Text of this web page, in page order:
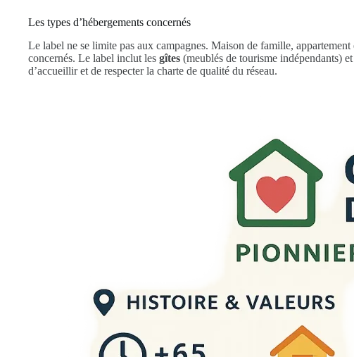
Les types d’hébergements concernés
Le label ne se limite pas aux campagnes. Maison de famille,
concernés. Le label inclut les gîtes (meublés de tourisme indépendants)
d’accueillir et de respecter la charte de qualité du réseau.